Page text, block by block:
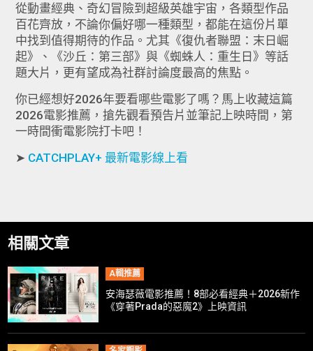
從動畫經典、奇幻冒險到超級英雄宇宙，各類型作品
百花齊放，不論你偏好哪一種類型，都能在這份片單
中找到值得期待的作品。尤其《復仇者聯盟：末日崛
起》、《沙丘：第三部》與《蜘蛛人：重生日》等話
題大片，更有望成為社群討論度最高的焦點。
你已經想好2026年要看哪些電影了嗎？馬上收藏這篇
2026電影推薦，搶先觀看預告片並筆記上映時間，第
一時間衝電影院打卡吧！
➤ CATCHPLAY+ 最新電影線上看
相關文章
A輯推薦
安海瑟薇電影推薦！8部必看經典＋2026新作
《穿著Prada的惡魔2》上映資訊